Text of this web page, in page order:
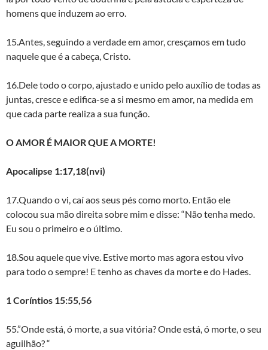
homens que induzem ao erro.
15.Antes, seguindo a verdade em amor, cresçamos em tudo
naquele que é a cabeça, Cristo.
16.Dele todo o corpo, ajustado e unido pelo auxílio de todas as
juntas, cresce e edifica-se a si mesmo em amor, na medida em
que cada parte realiza a sua função.
O AMOR É MAIOR QUE A MORTE!
Apocalipse 1:17,18(nvi)
17.Quando o vi, caí aos seus pés como morto. Então ele
colocou sua mão direita sobre mim e disse: “Não tenha medo.
Eu sou o primeiro e o último.
18.Sou aquele que vive. Estive morto mas agora estou vivo
para todo o sempre! E tenho as chaves da morte e do Hades.
1 Coríntios 15:55,56
55.”Onde está, ó morte, a sua vitória? Onde está, ó morte, o seu
aguilhão? “